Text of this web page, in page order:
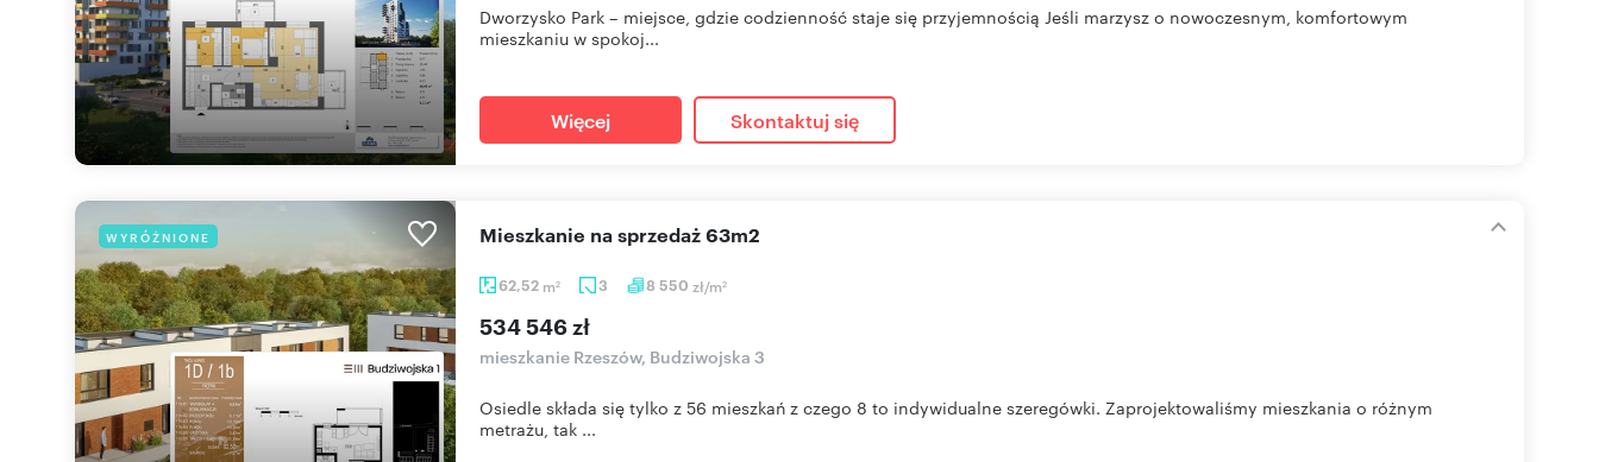
Dworzysko Park – miejsce, gdzie codzienność staje się przyjemnością Jeśli marzysz o nowoczesnym, komfortowym
mieszkaniu w spokoj...
Więcej Skontaktuj się
WYRÓŻNIONE
62,52 m2 3 8 550 zł/m2
mieszkanie na sprzedaż 63m2
534 546 zł
mieszkanie Rzeszów, Budziwojska 3
Osiedle składa się tylko z 56 mieszkań z czego 8 to indywidualne szeregówki. Zaprojektowaliśmy mieszkania o różnym
metrażu, tak ...